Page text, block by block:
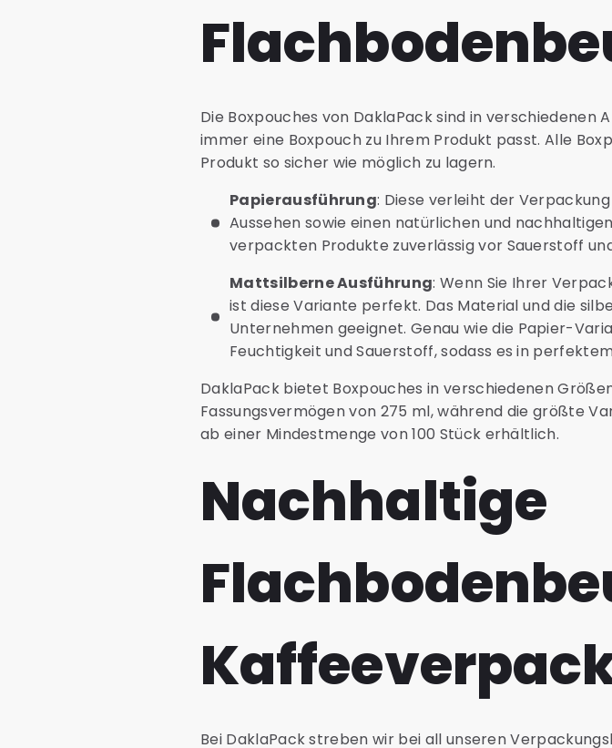
Die Boxpouches von DaklaPack sind in
immer eine Boxpouch zu Ihrem Produkt passt. Alle
Produkt so sicher wie möglich zu lagern.
Papierausführung: Diese verleiht der
Aussehen sowie einen natürlichen und
verpackten Produkte zuverlässig vor Sauerstoff
Mattsilberne Ausführung: Wenn Sie Ihrer
ist diese Variante perfekt. Das Material und die
Unternehmen geeignet. Genau wie die Papier-
Feuchtigkeit und Sauerstoff, sodass es in
DaklaPack bietet Boxpouches in verschiedenen
Fassungsvermögen von 275 ml, während die größte
ab einer Mindestmenge von 100 Stück erhältlich.
Nachhaltige
Bei DaklaPack streben wir bei all unseren